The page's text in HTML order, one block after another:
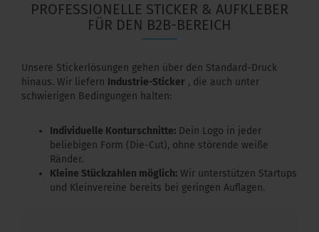
PROFESSIONELLE STICKER & AUFKLEBER
FÜR DEN B2B-BEREICH
Unsere Stickerlösungen gehen über den Standard-Druck
hinaus. Wir liefern Industrie-Sticker , die auch unter
schwierigen Bedingungen halten:
Individuelle Konturschnitte: Dein Logo in jeder
beliebigen Form (Die-Cut), ohne störende weiße
Ränder.
Kleine Stückzahlen möglich: Wir unterstützen Startups
und Kleinvereine bereits bei geringen Auflagen.